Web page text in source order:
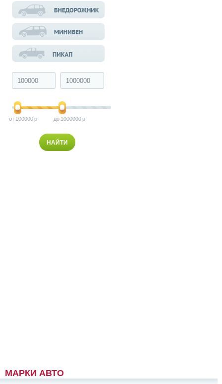
100000 1000000
МАРКИ АВТО